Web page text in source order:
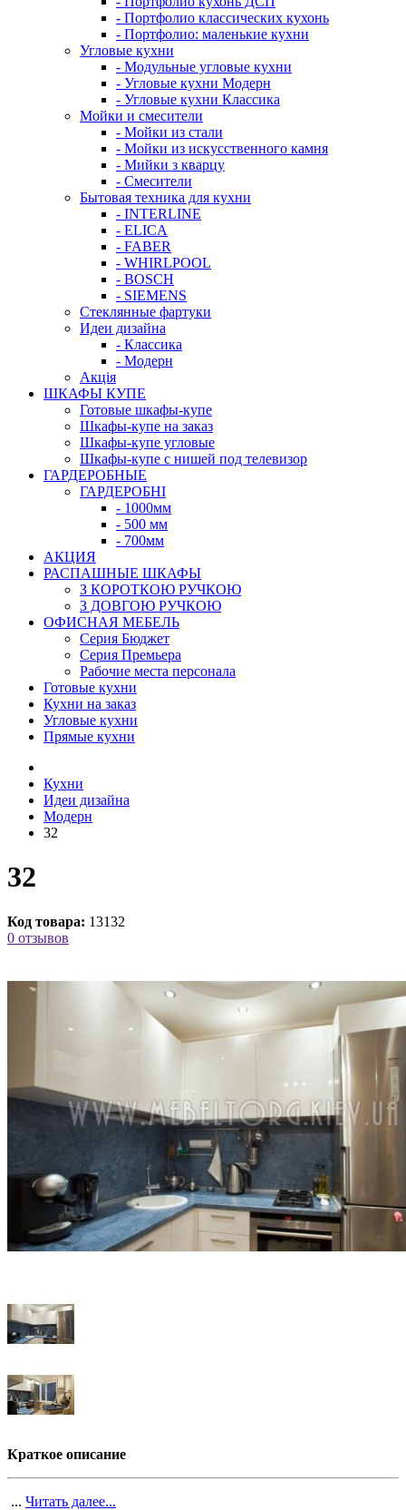
- Портфолио классических кухонь
- Портфолио: маленькие кухни
Угловые кухни
- Модульные угловые кухни
- Угловые кухни Модерн
- Угловые кухни Классика
Мойки и смесители
- Мойки из стали
- Мойки из искусственного камня
- Мийки з кварцу
- Смесители
Бытовая техника для кухни
- INTERLINE
- ELICA
- FABER
- WHIRLPOOL
- BOSCH
- SIEMENS
Стеклянные фартуки
Идеи дизайна
- Класcика
- Модерн
Акція
ШКАФЫ КУПЕ
Готовые шкафы-купе
Шкафы-купе на заказ
Шкафы-купе угловые
Шкафы-купе с нишей под телевизор
ГАРДЕРОБНЫЕ
ГАРДЕРОБНІ
- 1000мм
- 500 мм
- 700мм
АКЦИЯ
РАСПАШНЫЕ ШКАФЫ
З КОРОТКОЮ РУЧКОЮ
З ДОВГОЮ РУЧКОЮ
ОФИСНАЯ МЕБЕЛЬ
Серия Бюджет
Серия Премьера
Рабочие места персонала
Готовые кухни
Кухни на заказ
Угловые кухни
Прямые кухни
Кухни
Идеи дизайна
Модерн
32
32
Код товара: 13132
0 отзывов
Краткое описание
... Читать далее...